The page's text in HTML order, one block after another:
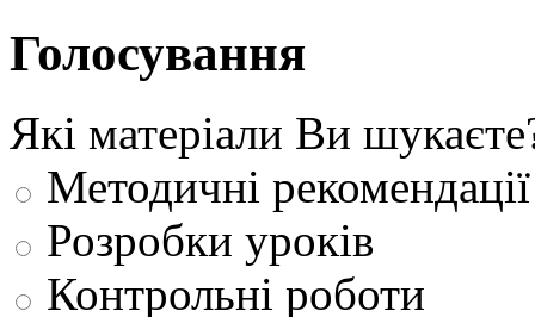
Голосування
Які матеріали Ви
Методичні рекомендації
Розробки уроків
Контрольні роботи